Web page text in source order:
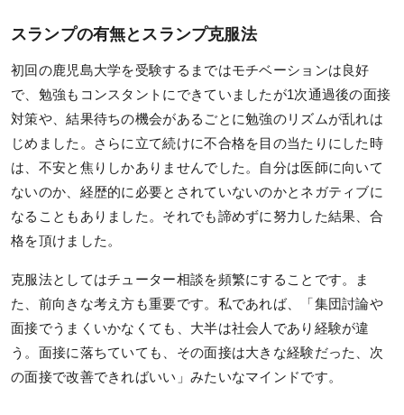
スランプの有無とスランプ克服法
初回の鹿児島大学を受験するまではモチベーションは良好
で、勉強もコンスタントにできていましたが1次通過後の面接
対策や、結果待ちの機会があるごとに勉強のリズムが乱れは
じめました。さらに立て続けに不合格を目の当たりにした時
は、不安と焦りしかありませんでした。自分は医師に向いて
ないのか、経歴的に必要とされていないのかとネガティブに
なることもありました。それでも諦めずに努力した結果、合
格を頂けました。
克服法としてはチューター相談を頻繁にすることです。ま
た、前向きな考え方も重要です。私であれば、「集団討論や
面接でうまくいかなくても、大半は社会人であり経験が違
う。面接に落ちていても、その面接は大きな経験だった、次
の面接で改善できればいい」みたいなマインドです。